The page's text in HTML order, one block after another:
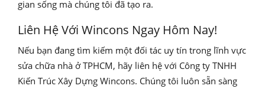
gian sống mà chúng tôi đã tạo ra.
Liên Hệ Với Wincons Ngay Hôm Nay!
Nếu bạn đang tìm kiếm một đối tác uy tín trong lĩnh vực
sửa chữa nhà ở TPHCM, hãy liên hệ với Công ty TNHH
Kiến Trúc Xây Dựng Wincons. Chúng tôi luôn sẵn sàng